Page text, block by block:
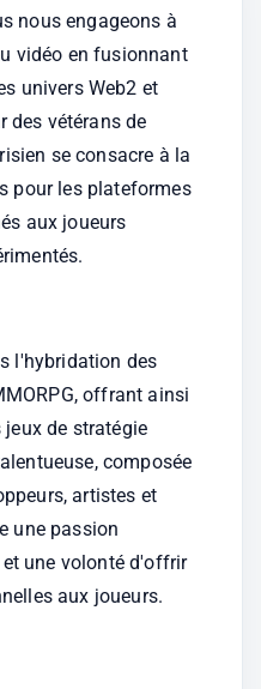
nous engageons à
vidéo en fusionnant
univers Web2 et
des vétérans de
se consacre à la
pour les plateformes
aux joueurs
l'hybridation des
offrant ainsi
de stratégie
composée
artistes et
une passion
une volonté d'offrir
aux joueurs.